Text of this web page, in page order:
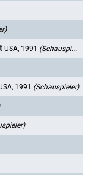
USA, 1991 (Schauspieler)
1991 (Schauspieler)